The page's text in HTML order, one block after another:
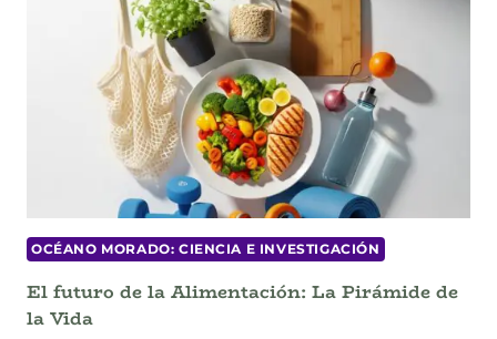
OCÉANO MORADO: CIENCIA E INVESTIGACIÓN
El futuro de la Alimentación: La Pirámide de
la Vida